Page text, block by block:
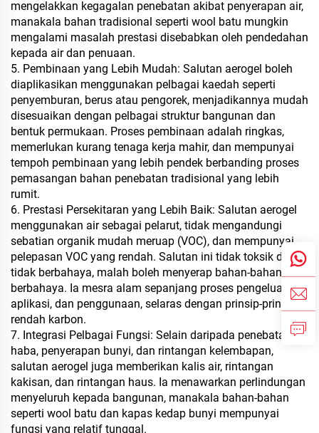
mengelakkan kegagalan penebatan akibat penyerapan air,
manakala bahan tradisional seperti wool batu mungkin
mengalami masalah prestasi disebabkan oleh pendedahan
kepada air dan penuaan.
5. Pembinaan yang Lebih Mudah: Salutan aerogel boleh
diaplikasikan menggunakan pelbagai kaedah seperti
penyemburan, berus atau pengorek, menjadikannya mudah
disesuaikan dengan pelbagai struktur bangunan dan
bentuk permukaan. Proses pembinaan adalah ringkas,
memerlukan kurang tenaga kerja mahir, dan mempunyai
tempoh pembinaan yang lebih pendek berbanding proses
pemasangan bahan penebatan tradisional yang lebih
rumit.
6. Prestasi Persekitaran yang Lebih Baik: Salutan aerogel
menggunakan air sebagai pelarut, tidak mengandungi
sebatian organik mudah meruap (VOC), dan mempunyai
pelepasan VOC yang rendah. Salutan ini tidak toksik dan
tidak berbahaya, malah boleh menyerap bahan-bahan
berbahaya. Ia mesra alam sepanjang proses pengeluaran,
aplikasi, dan penggunaan, selaras dengan prinsip-prinsip
rendah karbon.
7. Integrasi Pelbagai Fungsi: Selain daripada penebatan
haba, penyerapan bunyi, dan rintangan kelembapan,
salutan aerogel juga memberikan kalis air, rintangan
kakisan, dan rintangan haus. Ia menawarkan perlindungan
menyeluruh kepada bangunan, manakala bahan-bahan
seperti wool batu dan kapas kedap bunyi mempunyai
fungsi yang relatif tunggal.